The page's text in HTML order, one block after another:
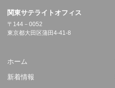
関東サテライトオフィス
〒144－0052
東京都大田区蒲田4-41-8
ホーム
新着情報